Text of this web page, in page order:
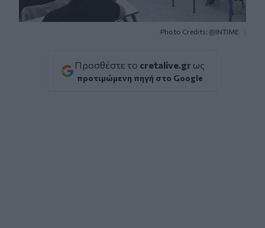
Photo Credits: @INTIME
Προσθέστε το cretalive.gr ως
προτιμώμενη πηγή στο Google